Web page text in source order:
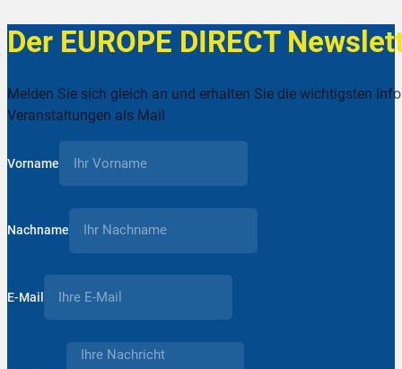
Der EUROPE DIRECT
Melden Sie sich gleich an und erhalten Sie die wichtigsten
Veranstaltungen als Mail
Vorname
Nachname
E-Mail